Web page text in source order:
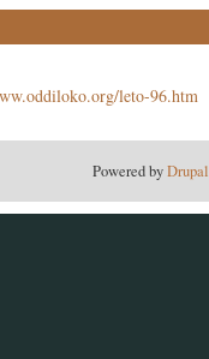
leto-96.htm
Powered byDrupal